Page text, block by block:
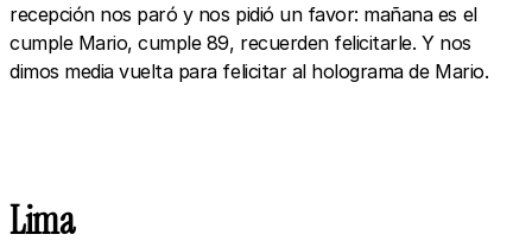
recepción nos paró y nos pidió un favor: mañana es el
cumple Mario, cumple 89, recuerden felicitarle. Y nos
dimos media vuelta para felicitar al holograma de Mario.
Lima